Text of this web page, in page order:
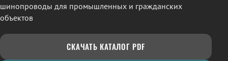
шинопроводы для промышленных и гражданских
объектов
СКАЧАТЬ КАТАЛОГ PDF